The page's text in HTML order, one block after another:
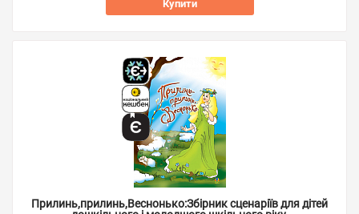
Купити
Прилинь,прилинь,Веснонько:Збірник сценаріїв для дітей